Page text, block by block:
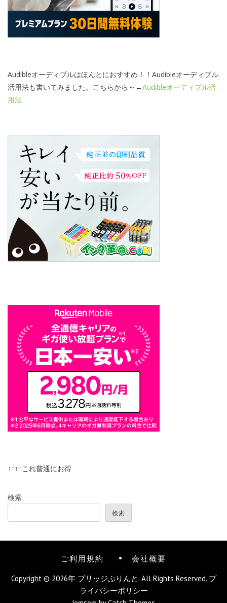
Audibleオーディブルはほんとにおすすめ！！Audibleオーディブル
活用法も書いてみました。こちらから～→Audibleオーディブル活
用法
↑↑↑↑これ普通にお得
検索
検索
ご利用規約 会社概要
Copyright © 2026年 ブリッジぷりんと . All Rights Reserved. プ
ライバシーポリシー